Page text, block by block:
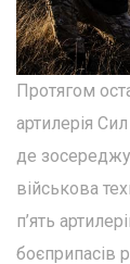
Протягом
артилерія
де
військова
п’ять
боєприпасів